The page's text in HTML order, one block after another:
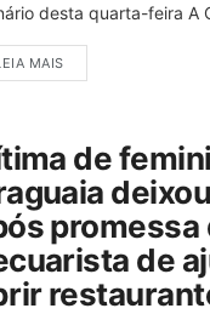
desta quarta-feira A
MAIS
de
promessa
de